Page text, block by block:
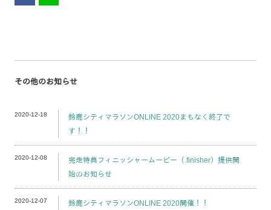
その他のお知らせ
2020-12-18
鈴鹿シティマラソンONLINE 2020まもなく終了で
す！！
2020-12-08
完走特典フィニッシャームービー（.finisher）提供開
始のお知らせ
2020-12-07 鈴鹿シティマラソンONLINE 2020開催！！